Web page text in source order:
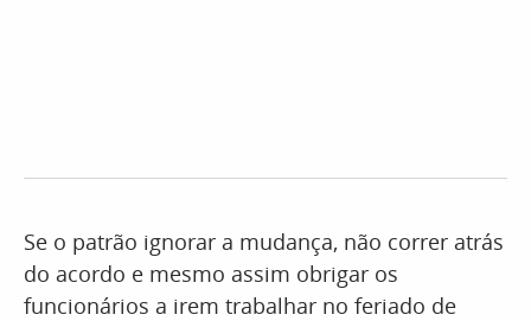
Se o patrão ignorar a mudança, não correr atrás
do acordo e mesmo assim obrigar os
funcionários a irem trabalhar no feriado de